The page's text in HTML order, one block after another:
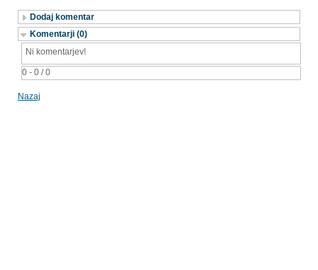
Dodaj komentar
Komentarji (0)
0 - 0 / 0
Ni komentarjev!
Nazaj